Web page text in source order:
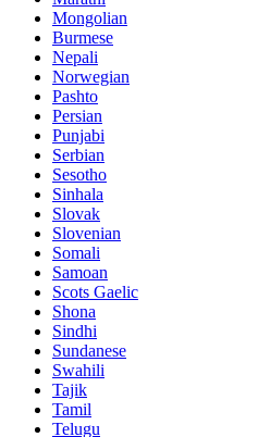
Mongolian
Burmese
Nepali
Norwegian
Pashto
Persian
Punjabi
Serbian
Sesotho
Sinhala
Slovak
Slovenian
Somali
Samoan
Scots Gaelic
Shona
Sindhi
Sundanese
Swahili
Tajik
Tamil
Telugu